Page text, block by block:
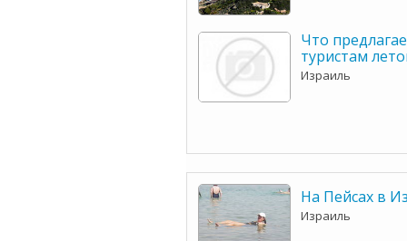
Что
туристам
Израиль
На Пейсах в
Израиль